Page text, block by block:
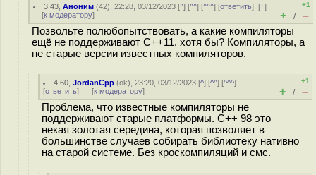
3.43 ,Аноним (42), 22:28, 03/12/2023 [^] [^^] [^^^] [ответить][↑]
[к модератору]
+1
+ / –
Позвольте полюбопытствовать, а какие компиляторы
ещё не поддерживают C++11, хотя бы? Компиляторы, а
не старые версии известных компиляторов.
4.60 ,JordanCpp (ok), 23:20, 03/12/2023 [^] [^^] [^^^]
[ответить] [к модератору]
+1
+ / –
Проблема, что известные компиляторы не
поддерживают старые платформы. С++ 98 это
некая золотая середина, которая позволяет в
большинстве случаев собирать библиотеку нативно
на старой системе. Без кроскомпиляций и смс.